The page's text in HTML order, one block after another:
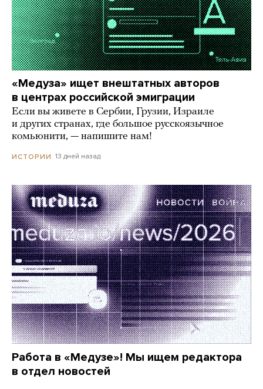
«Медуза» ищет внештатных авторов
в центрах российской эмиграции
Если вы живете в Сербии, Грузии, Израиле
и других странах, где большое русскоязычное
комьюнити, — напишите нам!
ИСТОРИИ 13 дней назад
Работа в «Медузе»! Мы ищем редактора
в отдел новостей